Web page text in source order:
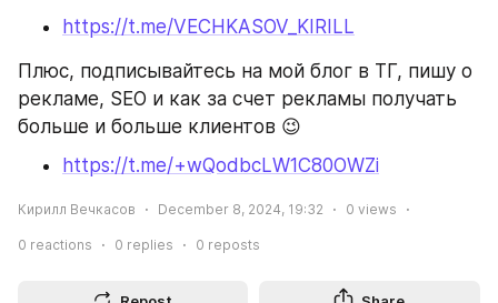
https://t.me/VECHKASOV_KIRILL
Плюс, подписывайтесь на мой блог в ТГ, пишу о
рекламе, SEO и как за счет рекламы получать
больше и больше клиентов 😉
https://t.me/+wQodbcLW1C80OWZi
Кирилл Вечкасов December 8, 2024, 19:32 0 views
0 reactions 0 replies 0 reposts